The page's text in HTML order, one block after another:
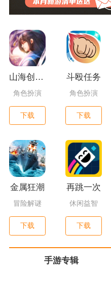
山海创世录一剑天逆
角色扮演
下载
斗殴任务
角色扮演
下载
金属狂潮
冒险解谜
下载
再跳一次
休闲益智
下载
手游专辑